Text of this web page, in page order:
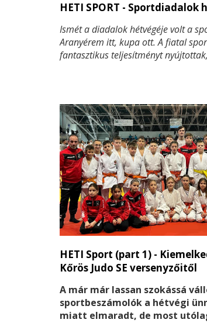
HETI SPORT - Sportdiadalok
Ismét a diadalok hétvégéje volt a
Aranyérem itt, kupa ott. A fiatal
fantasztikus teljesítményt
kerültek versenyzőink, bizonyítva,
az élvonalba. Nézzük, milyen
bajnokai!
HETI Sport (part 1) -
Kőrös Judo SE versenyzőitől
A már már lassan szokássá
sportbeszámolók a hétvégi
miatt elmaradt, de most